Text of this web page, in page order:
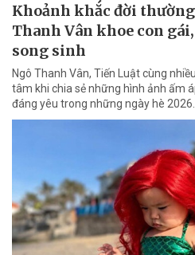
Khoảnh khắc đời
Thanh Vân khoe con
song sinh
Ngô Thanh Vân, Tiến Luật cùng
tâm khi chia sẻ những hình ảnh ấm
đáng yêu trong những ngày hè 2026.